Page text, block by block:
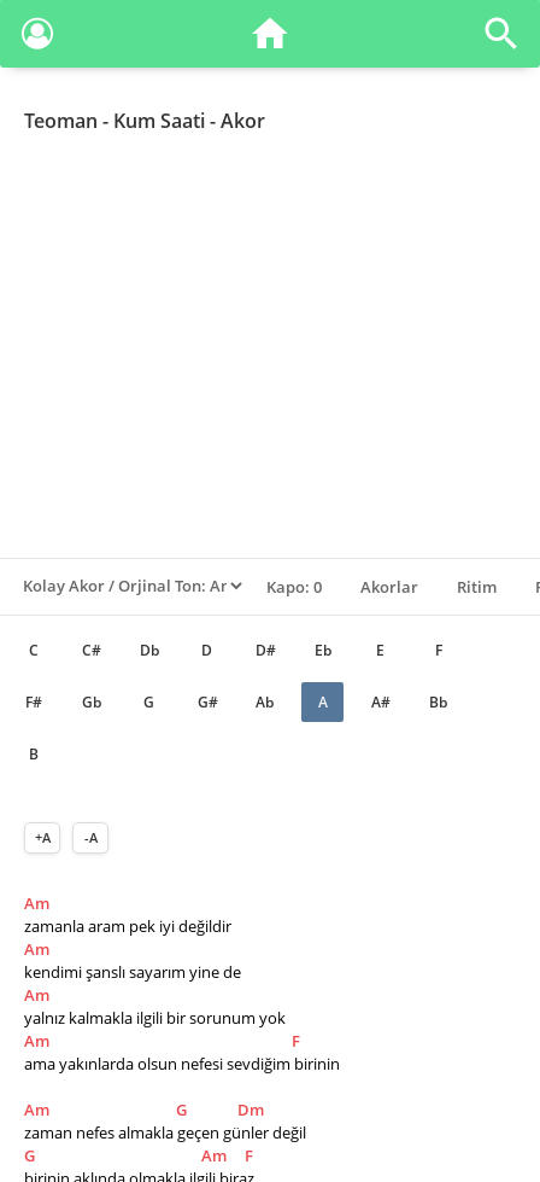
Teoman - Kum Saati - Akor
Kapo: 0 Akorlar Ritim
C C# Db D D# Eb E F
F# Gb G G# Ab A A# Bb
B
+A -A
Am
zamanla aram pek iyi değildir
Am
kendimi şanslı sayarım yine de
Am
yalnız kalmakla ilgili bir sorunum yok
Am
F
ama yakınlarda olsun nefesi sevdiğim birinin
Am G
Dm
zaman nefes almakla geçen günler değil
G
Am
F